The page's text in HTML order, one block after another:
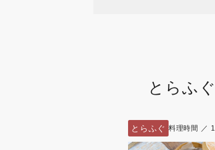
とらふぐ
とらふぐ 料理時間 ／